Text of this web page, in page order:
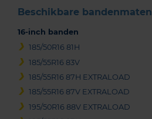
Beschikbare bandenmaten
16-inch banden
185/50R16 81H
185/55R16 83V
185/55R16 87H EXTRALOAD
185/55R16 87V EXTRALOAD
195/50R16 88V EXTRALOAD